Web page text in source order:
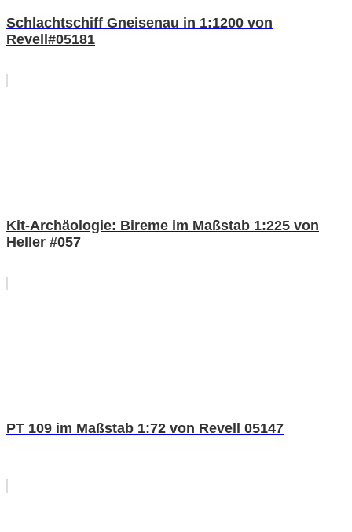
Schlachtschiff Gneisenau in 1:1200 von
Revell#05181
Kit-Archäologie: Bireme im Maßstab 1:225 von
Heller #057
PT 109 im Maßstab 1:72 von Revell 05147